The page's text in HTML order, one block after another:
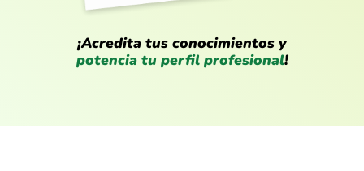
¡Acredita tus conocimientos y
potencia tu perfil profesional!